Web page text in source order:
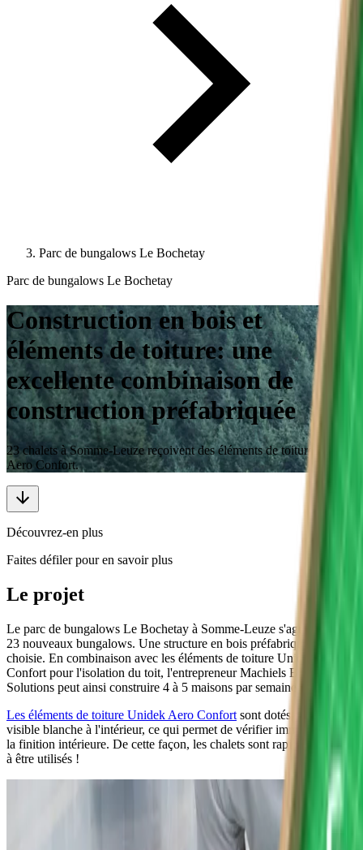
Parc de bungalows Le Bochetay
Parc de bungalows Le Bochetay
Construction en bois et
éléments de toiture: une
excellente combinaison de
construction préfabriquée
23 chalets à Somme-Leuze reçoivent des éléments de toiture Unidek
Aero Confort.
Découvrez-en plus
Faites défiler pour en savoir plus
Le projet
Le parc de bungalows Le Bochetay à Somme-Leuze s'agrandit avec
23 nouveaux bungalows. Une structure en bois préfabriquée a été
choisie. En combinaison avec les éléments de toiture Unidek Aero
Confort pour l'isolation du toit, l'entrepreneur Machiels Building
Solutions peut ainsi construire 4 à 5 maisons par semaine.
Les éléments de toiture Unidek Aero Confort sont dotés d'une face
visible blanche à l'intérieur, ce qui permet de vérifier immédiatement
la finition intérieure. De cette façon, les chalets sont rapidement prêts
à être utilisés !